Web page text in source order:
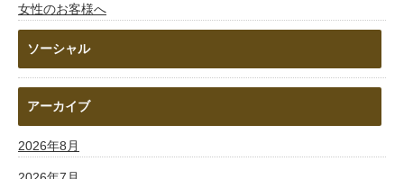
女性のお客様へ
ソーシャル
アーカイブ
2026年8月